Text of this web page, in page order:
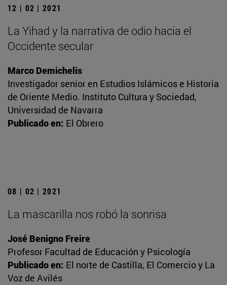
12 | 02 | 2021
La Yihad y la narrativa de odio hacia el
Occidente secular
Marco Demichelis
Investigador senior en Estudios Islámicos e Historia
de Oriente Medio. Instituto Cultura y Sociedad,
Universidad de Navarra
Publicado en: El Obrero
08 | 02 | 2021
La mascarilla nos robó la sonrisa
José Benigno Freire
Profesor Facultad de Educación y Psicología
Publicado en: El norte de Castilla, El Comercio y La
Voz de Avilés